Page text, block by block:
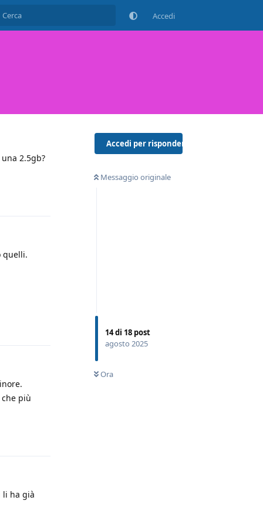
Accedi
Accedi per rispondere
Messaggio originale
14di 18 post
agosto 2025
Ora
2.5gb?
quelli.
più
li ha già